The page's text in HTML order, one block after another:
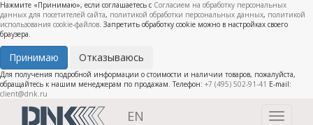
Нажмите «Принимаю», если соглашаетесь с Согласием на обработку персональных
данных для посетителей сайта, политикой обработки персональных данных, политикой
использования cookie-файлов. Запретить обработку cookie можно в настройках своего
браузера.
Принимаю Отказываюсь
Для получения подробной информации о стоимости и наличии товаров, пожалуйста,
обращайтесь к нашим менеджерам по продажам. Телефон: +7 (495) 502-91-41 E-mail:
client@dnk.ru
Toggle
EN